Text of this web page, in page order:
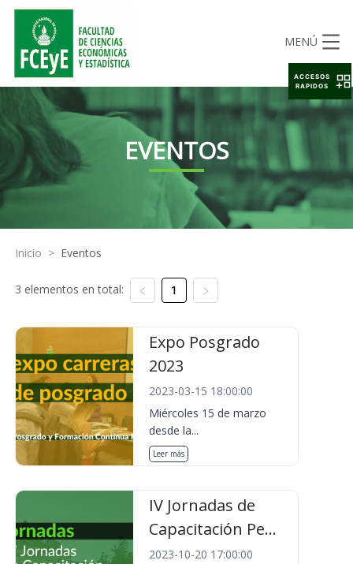
MENÚ
EVENTOS
Inicio > Eventos
3 elementos en total: 1
Expo Posgrado
2023
2023-03-15 18:00:00
Miércoles 15 de marzo
desde la...
Leer más
IV Jornadas de
Capacitación Pe...
2023-10-20 17:00:00
ACCESOS
RAPIDOS